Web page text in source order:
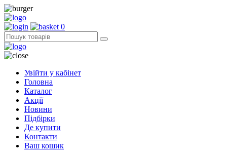
0
Увійти у кабінет
Головна
Каталог
Акції
Новини
Підбірки
Де купити
Контакти
Ваш кошик